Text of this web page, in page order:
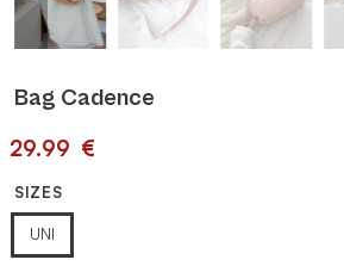
Bag Cadence
29.99 €
SIZES
UNI